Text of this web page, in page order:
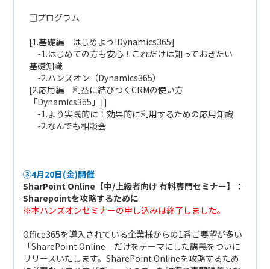
□プログラム
[1.基礎編 はじめよう!Dynamics365]
-1.はじめての方も安心！これだけは知っておきたい
基礎知識
-2.ハンズオン（Dynamics365）
[2.応用編 利益に結びつくCRMの使い方
「Dynamics365」]]
-1.より実践的に！効果的に利用するための応用知識
-2.なんでも相談会
③4月20日(金)開催
SharPoint Online【中/上級者向け 有料専門セミナー】：
Sharepointを攻略するために
※本ハンズオンセミナーの申し込みは終了しました。
Office365を導入されている企業様からの1番ご要望が多い
「SharePoint Online」だけをテーマにした講義をついに
リリースいたします。SharePoint Onlineを攻略するため